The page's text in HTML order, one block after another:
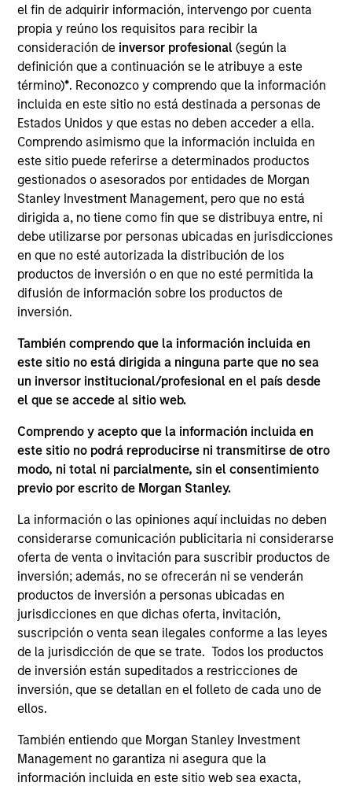
el fin de adquirir información, intervengo por cuenta
propia y reúno los requisitos para recibir la
consideración de inversor profesional(según la
definición que a continuación se le atribuye a este
término)*. Reconozco y comprendo que la información
incluida en este sitio no está destinada a personas de
Estados Unidos y que estas no deben acceder a ella.
Comprendo asimismo que la información incluida en
este sitio puede referirse a determinados productos
gestionados o asesorados por entidades de Morgan
Stanley Investment Management, pero que no está
dirigida a, no tiene como fin que se distribuya entre, ni
debe utilizarse por personas ubicadas en jurisdicciones
en que no esté autorizada la distribución de los
productos de inversión o en que no esté permitida la
difusión de información sobre los productos de
inversión.
También comprendo que la información incluida en
este sitio no está dirigida a ninguna parte que no sea
un inversor institucional/profesional en el país desde
el que se accede al sitio web.
Comprendo y acepto que la información incluida en
este sitio no podrá reproducirse ni transmitirse de otro
modo, ni total ni parcialmente, sin el consentimiento
previo por escrito de Morgan Stanley.
La información o las opiniones aquí incluidas no deben
considerarse comunicación publicitaria ni considerarse
oferta de venta o invitación para suscribir productos de
inversión; además, no se ofrecerán ni se venderán
productos de inversión a personas ubicadas en
jurisdicciones en que dichas oferta, invitación,
suscripción o venta sean ilegales conforme a las leyes
de la jurisdicción de que se trate. Todos los productos
de inversión están supeditados a restricciones de
inversión, que se detallan en el folleto de cada uno de
ellos.
También entiendo que Morgan Stanley Investment
Management no garantiza ni asegura que la
información incluida en este sitio web sea exacta,
Invested on
Aug 2024
PNGTS is a 475-kilometer (295-mile) FERC-regulated
transporter of natural gas serving the upper New
England and Atlantic Canada markets. The pipeline
receives natural gas from the Trans Quebec and
Maritimes (TQM) Pipeline via the Canadian Mainline.
View Current Employment Opportunities
View Site
Investment Team
Morgan Stanley Infrastructure Partners
As of August 21, 2025. The above is provided for
informational and educational purposes only. There is no
guarantee that the investment mentioned resulted in
positive performance (for realized holdings), or will perform
service marks above are the property of their respective
owners. The information on this website has not been
authorized, sponsored, or otherwise approved by such
owners. By clicking on any links shown here, you agree that
you are navigating to a third party site. We are providing
inclusion of any hyperlink is not and does not imply any
endorsement, approval, investigation, verification or
monitoring by us of any information contained in any
hyperlinked site. In no event shall we be responsible for the
information contained on the site or your use of such site